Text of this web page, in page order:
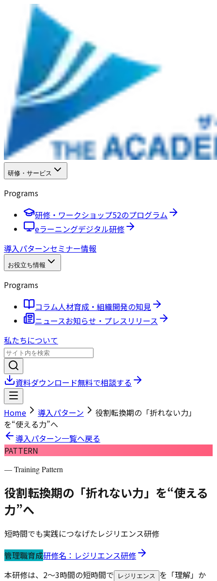
研修・サービス
Programs
研修・ワークショップ52のプログラム
eラーニングデジタル研修
導入パターンセミナー情報
お役立ち情報
Programs
コラム人材育成・組織開発の知見
ニュースお知らせ・プレスリリース
私たちについて
資料ダウンロード無料で相談する
Home 導入パターン
役割転換期の「折れない力」
を“使える力”へ
導入パターン一覧へ戻る
PATTERN
— Training Pattern
役割転換期の「折れない力」を“使える
力”へ
短時間でも実践につなげたレジリエンス研修
管理職育成研修名： レジリエンス研修
本研修は、2〜3時間の短時間で
レジリエンス
を「理解」か